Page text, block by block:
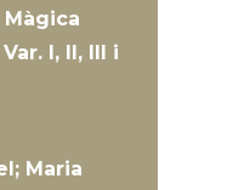
I, II, III i
Maria